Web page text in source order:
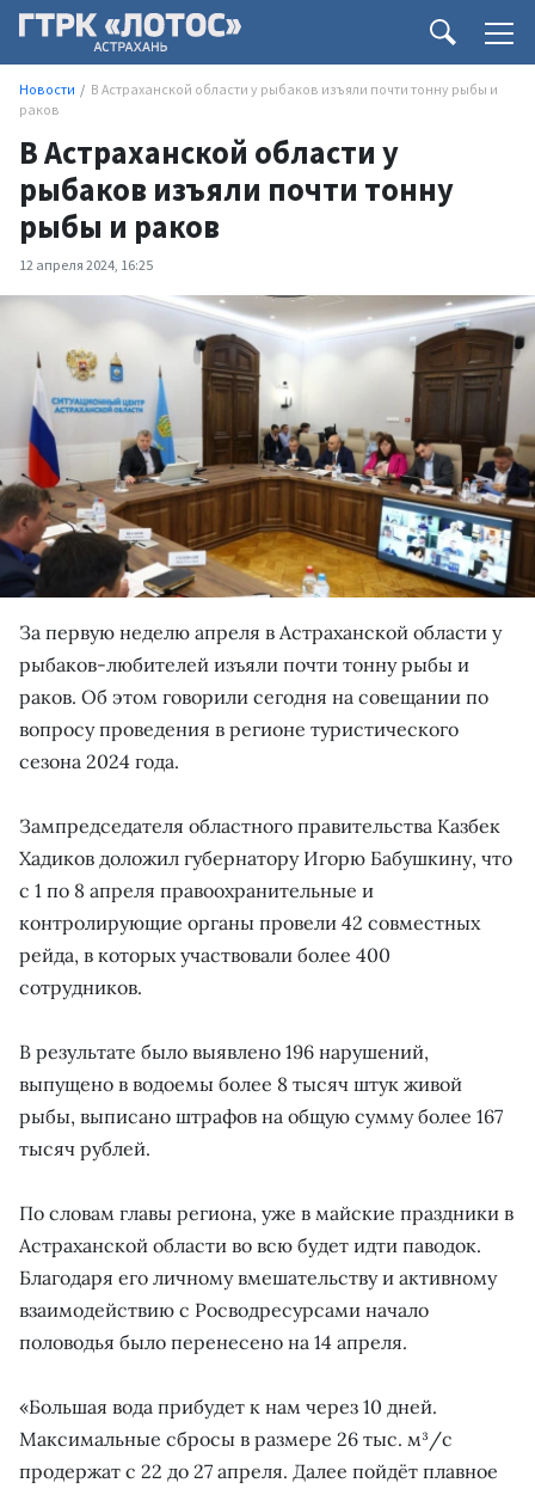
Новости
В Астраханской области у рыбаков изъяли почти тонну рыбы и
раков
В Астраханской области у
рыбаков изъяли почти тонну
рыбы и раков
12 апреля 2024, 16:25
За первую неделю апреля в Астраханской области у
рыбаков-любителей изъяли почти тонну рыбы и
раков. Об этом говорили сегодня на совещании по
вопросу проведения в регионе туристического
сезона 2024 года.
Зампредседателя областного правительства Казбек
Хадиков доложил губернатору Игорю Бабушкину, что
с 1 по 8 апреля правоохранительные и
контролирующие органы провели 42 совместных
рейда, в которых участвовали более 400
сотрудников.
В результате было выявлено 196 нарушений,
выпущено в водоемы более 8 тысяч штук живой
рыбы, выписано штрафов на общую сумму более 167
тысяч рублей.
По словам главы региона, уже в майские праздники в
Астраханской области во всю будет идти паводок.
Благодаря его личному вмешательству и активному
взаимодействию с Росводресурсами начало
половодья было перенесено на 14 апреля.
«Большая вода прибудет к нам через 10 дней.
Максимальные сбросы в размере 26 тыс. м³/с
продержат с 22 до 27 апреля. Далее пойдёт плавное